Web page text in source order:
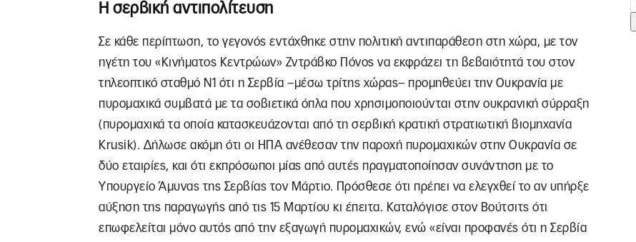
Η σερβική αντιπολίτευση
Σε κάθε περίπτωση, το γεγονός εντάχθηκε στην πολιτική αντιπαράθεση στη χώρα, με τον
ηγέτη του «Κινήματος Κεντρώων» Ζντράβκο Πόνος να εκφράζει τη βεβαιότητά του στον
τηλεοπτικό σταθμό Ν1 ότι η Σερβία –μέσω τρίτης χώρας– προμηθεύει την Ουκρανία με
πυρομαχικά συμβατά με τα σοβιετικά όπλα που χρησιμοποιούνται στην ουκρανική σύρραξη
(πυρομαχικά τα οποία κατασκευάζονται από τη σερβική κρατική στρατιωτική βιομηχανία
Krusik). Δήλωσε ακόμη ότι οι ΗΠΑ ανέθεσαν την παροχή πυρομαχικών στην Ουκρανία σε
δύο εταιρίες, και ότι εκπρόσωποι μίας από αυτές πραγματοποίησαν συνάντηση με το
Υπουργείο Άμυνας της Σερβίας τον Μάρτιο. Πρόσθεσε ότι πρέπει να ελεγχθεί το αν υπήρξε
αύξηση της παραγωγής από τις 15 Μαρτίου κι έπειτα. Καταλόγισε στον Βούτσιτς ότι
επωφελείται μόνο αυτός από την εξαγωγή πυρομαχικών, ενώ «είναι προφανές ότι η Σερβία